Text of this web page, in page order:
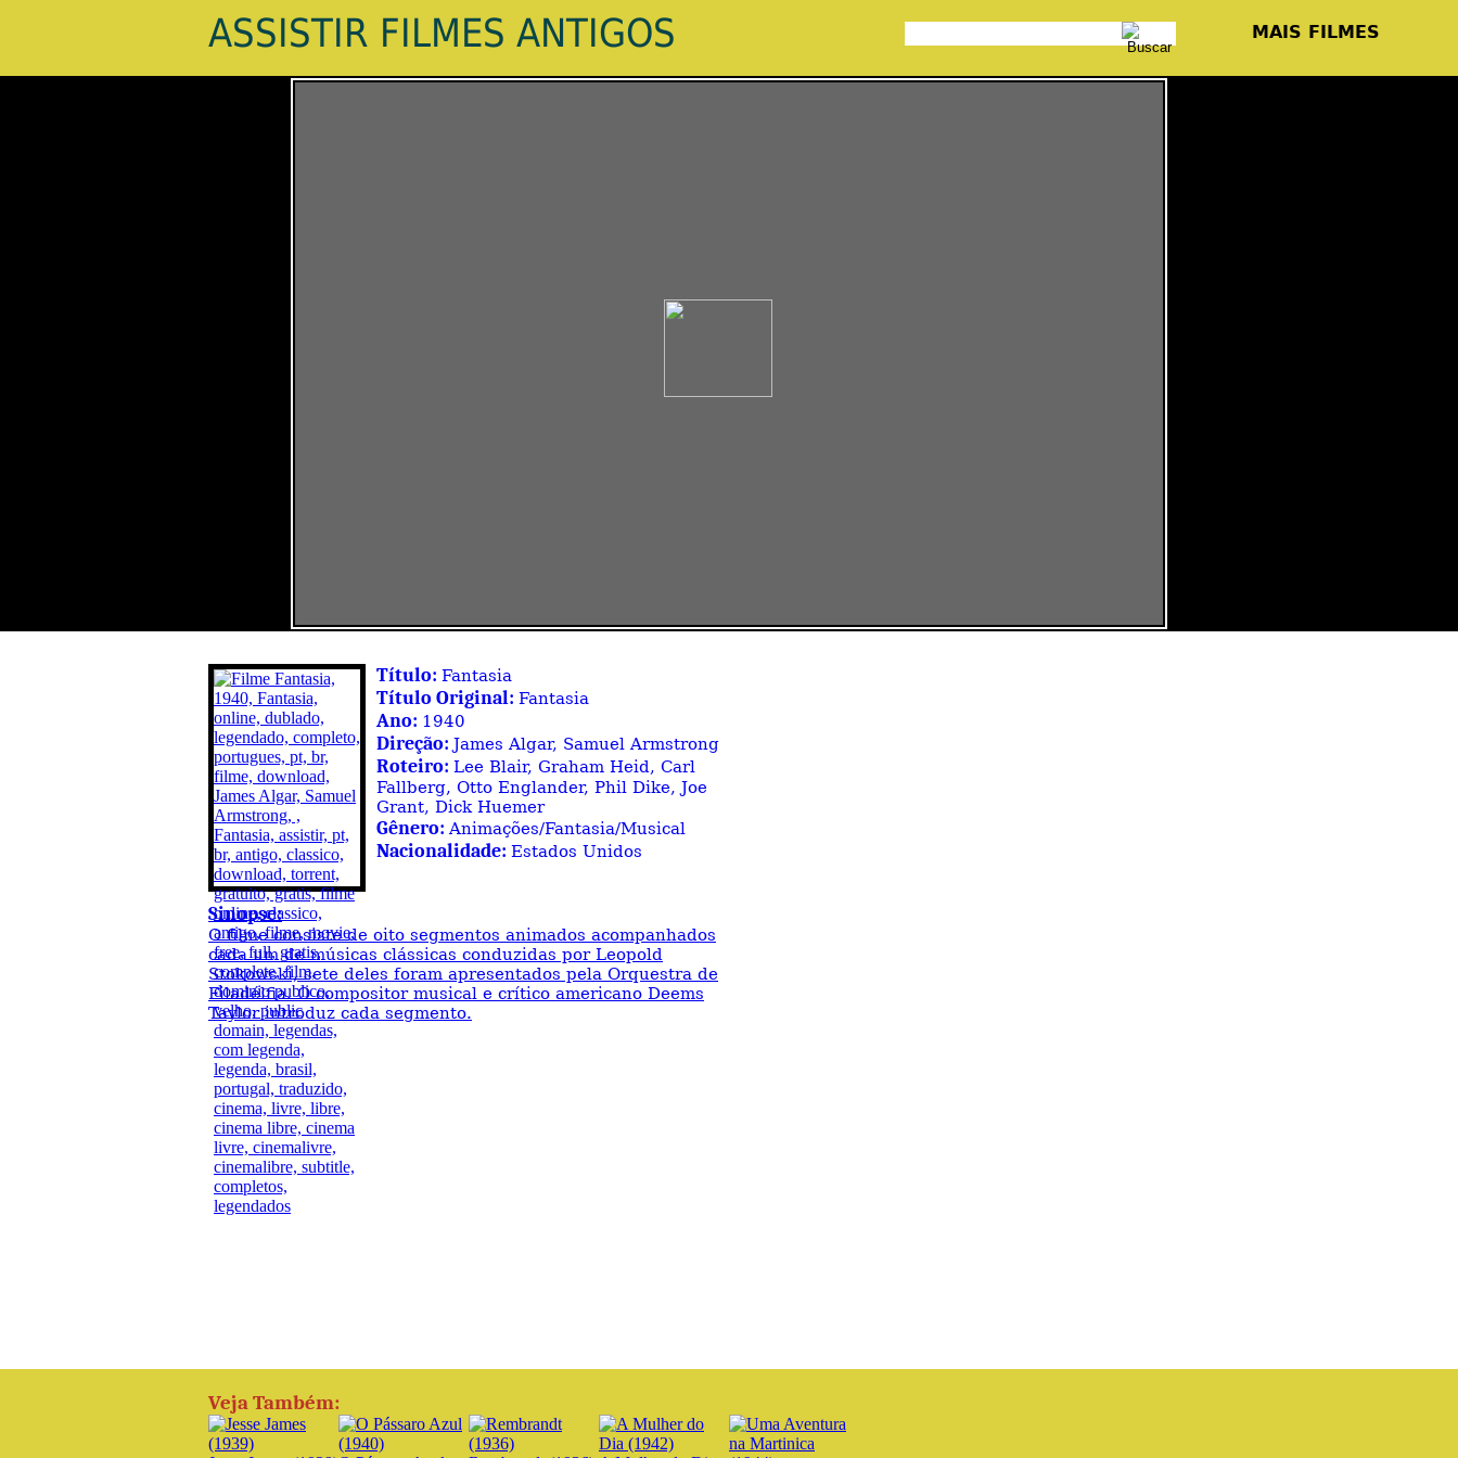
ASSISTIR FILMES ANTIGOS MAIS FILMES
Título: Fantasia
Título Original: Fantasia
Ano: 1940
Direção: James Algar, Samuel Armstrong
Roteiro: Lee Blair, Graham Heid, Carl
Fallberg, Otto Englander, Phil Dike, Joe
Grant, Dick Huemer
Gênero:Animações/Fantasia/Musical
Nacionalidade: Estados Unidos
Sinopse:
O filme consiste de oito segmentos animados acompanhados
cada um de músicas clássicas conduzidas por Leopold
Stokowski, sete deles foram apresentados pela Orquestra de
Filadélfia. O compositor musical e crítico americano Deems
Taylor introduz cada segmento.
Veja Também: